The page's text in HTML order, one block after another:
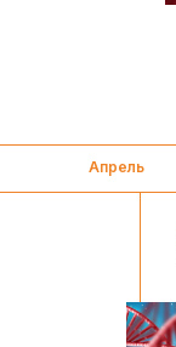
Апрель